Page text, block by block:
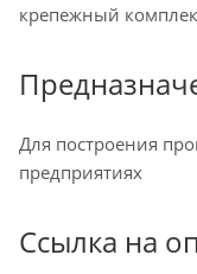
крепежный
Для построения
предприятиях
Ссылка на